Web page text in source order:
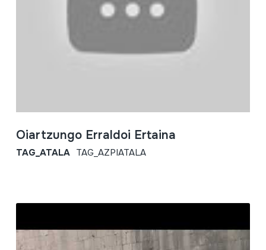
Oiartzungo Erraldoi Ertaina
TAG_ATALA TAG_AZPIATALA